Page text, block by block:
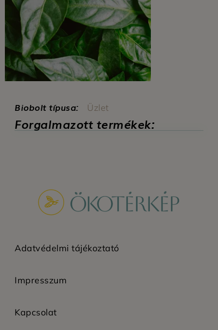
Biobolt típusa: Üzlet
Forgalmazott termékek:
Adatvédelmi tájékoztató
Impresszum
Kapcsolat